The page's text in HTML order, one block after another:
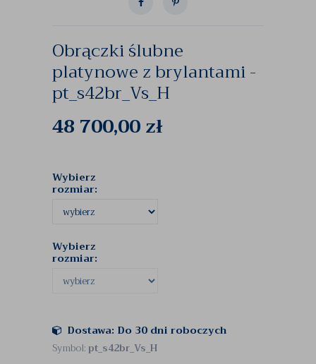
Obrączki ślubne
platynowe z brylantami -
pt_s42br_Vs_H
48 700,00zł
Wybierz
rozmiar:
Wybierz
rozmiar:
Dostawa: Do 30 dni roboczych
Symbol:pt_s42br_Vs_H